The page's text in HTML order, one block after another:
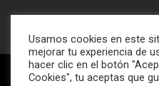
Aviso legal|Política de
Usamos cookies en este
mejorar tu experiencia de
hacer clic en el botón
Cookies", tu aceptas que